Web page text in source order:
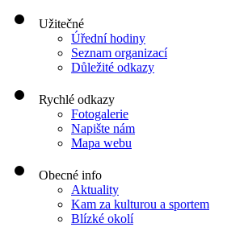
Užitečné
Úřední hodiny
Seznam organizací
Důležité odkazy
Rychlé odkazy
Fotogalerie
Napište nám
Mapa webu
Obecné info
Aktuality
Kam za kulturou a sportem
Blízké okolí